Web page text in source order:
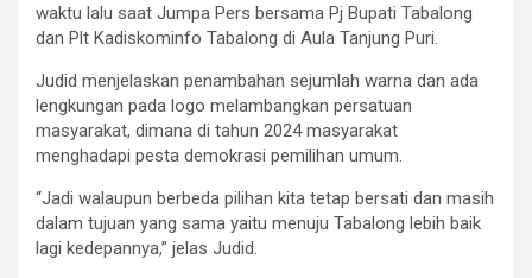
waktu lalu saat Jumpa Pers bersama Pj Bupati Tabalong
dan Plt Kadiskominfo Tabalong di Aula Tanjung Puri.
Judid menjelaskan penambahan sejumlah warna dan ada
lengkungan pada logo melambangkan persatuan
masyarakat, dimana di tahun 2024 masyarakat
menghadapi pesta demokrasi pemilihan umum.
“Jadi walaupun berbeda pilihan kita tetap bersati dan masih
dalam tujuan yang sama yaitu menuju Tabalong lebih baik
lagi kedepannya,” jelas Judid.